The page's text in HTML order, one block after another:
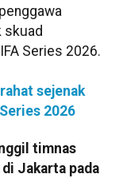
skuad
Series 2026.
sejenak
2026
timnas
Jakarta pada